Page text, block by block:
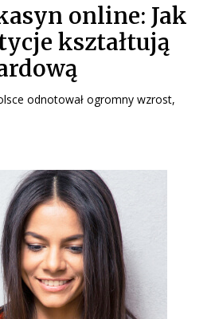
online: Jak
kształtują
odnotował ogromny wzrost,